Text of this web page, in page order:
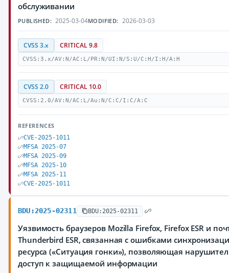
обслуживании
PUBLISHED: 2025-03-04MODIFIED: 2026-03-03
CVSS 3.x CRITICAL 9.8
CVSS:3.x/AV:N/AC:L/PR:N/UI:N/S:U/C:H/I:H/A:H
CVSS 2.0 CRITICAL 10.0
CVSS:2.0/AV:N/AC:L/Au:N/C:C/I:C/A:C
REFERENCES
CVE-2025-1011
MFSA 2025-07
MFSA 2025-09
MFSA 2025-10
MFSA 2025-11
CVE-2025-1011
BDU:2025-02311 BDU:2025-02311
Уязвимость браузеров Mozilla Firefox, Firefox ESR и
Thunderbird ESR, связанная с ошибками
ресурса («Ситуация гонки»), позволяющая
доступ к защищаемой информации